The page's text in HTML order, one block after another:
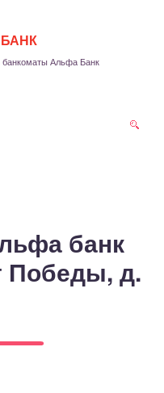
банкоматы Альфа Банк
банк
Победы, д.